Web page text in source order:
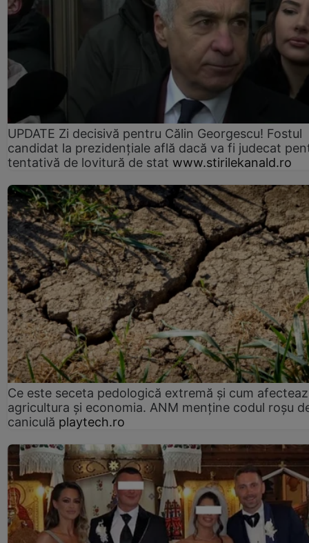
UPDATE Zi decisivă pentru Călin Georgescu! Fostul
candidat la prezidențiale află dacă va fi judecat
tentativă de lovitură de stat www.stirilekanald.ro
Ce este seceta pedologică extremă și cum
agricultura și economia. ANM menține codul roșu
caniculă playtech.ro